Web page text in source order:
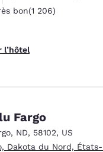
physique
1206 commentaires
bon(1 206)
l’hôtel
Fargo
, ND, 58102, US
Dakota du Nord,